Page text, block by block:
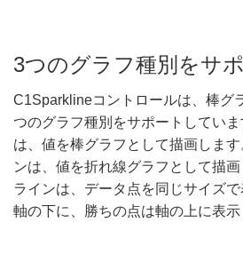
3つのグラフ種別をサ
C1Sparklineコントロールは、棒グ
つのグラフ種別をサポートしてい
は、値を棒グラフとして描画しま
ンは、値を折れ線グラフとして描
ラインは、データ点を同じサイズ
軸の下に、勝ちの点は軸の上に表示